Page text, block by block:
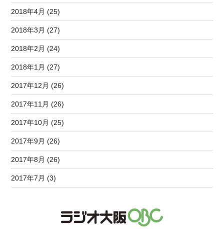
2018年4月 (25)
2018年3月 (27)
2018年2月 (24)
2018年1月 (27)
2017年12月 (26)
2017年11月 (26)
2017年10月 (25)
2017年9月 (26)
2017年8月 (26)
2017年7月 (3)